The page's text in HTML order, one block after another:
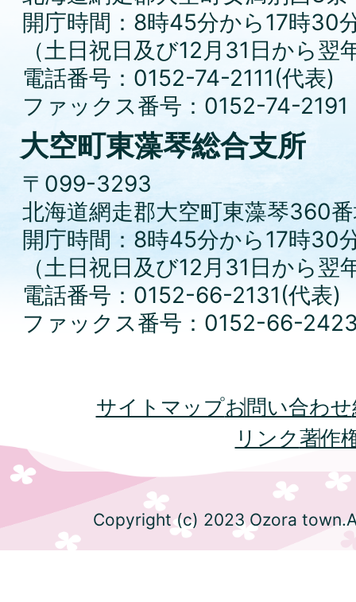
開庁時間：8時45分から17時30
（土日祝日及び12月31日から
電話番号：0152-74-2111(代表)
ファックス番号：0152-74-2191
大空町東藻琴総合支所
〒099-3293
北海道網走郡大空町東藻琴360
開庁時間：8時45分から17時30
（土日祝日及び12月31日から
電話番号：0152-66-2131(代表)
ファックス番号：0152-66-
サイトマップお問い合わせ
リンク著作
Copyright (c) 2023 Ozora